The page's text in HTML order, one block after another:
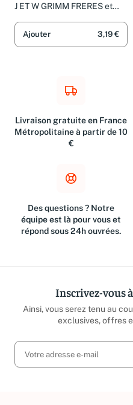
J ET W GRIMM FRERES et
Ajouter 3,19 €
Livraison gratuite en France
Métropolitaine à partir de 10
€
Des questions ? Notre
équipe est là pour vous et
répond sous 24h ouvrées.
Inscrivez-vous
Ainsi, vous serez tenu au
exclusives, offres